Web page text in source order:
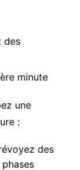
des
minute
une
:
des